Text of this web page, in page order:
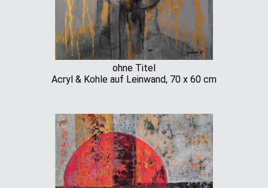
ohne Titel
Acryl & Kohle auf Leinwand, 70 x 60 cm